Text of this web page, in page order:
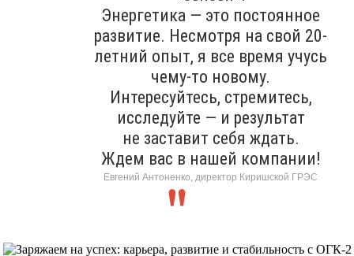
Энергетика — это постоянное
развитие. Несмотря на свой 20-
летний опыт, я все время учусь
чему-то новому.
Интересуйтесь, стремитесь,
исследуйте — и результат
не заставит себя ждать.
Ждем вас в нашей компании!
Евгений Антоненко, директор Киришской ГРЭС